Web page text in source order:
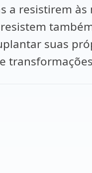
a resistirem
suas